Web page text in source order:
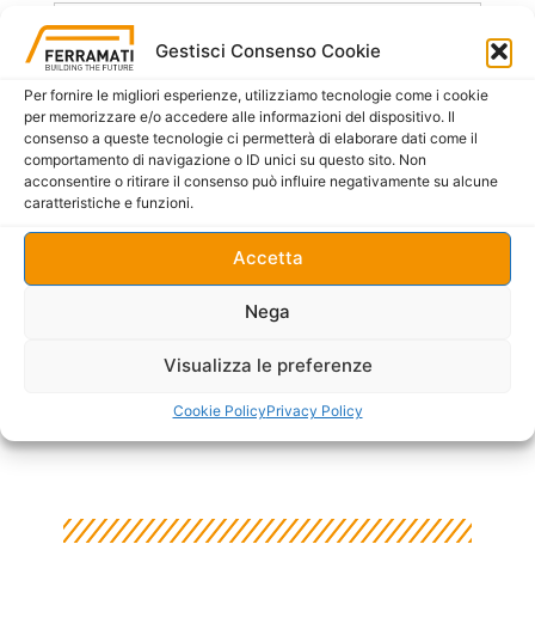
Gestisci Consenso Cookie
Per fornire le migliori esperienze, utilizziamo tecnologie come i cookie
per memorizzare e/o accedere alle informazioni del dispositivo. Il
consenso a queste tecnologie ci permetterà di elaborare dati come il
comportamento di navigazione o ID unici su questo sito. Non
acconsentire o ritirare il consenso può influire negativamente su alcune
caratteristiche e funzioni.
Accetta
Nega
Visualizza le preferenze
Cookie PolicyPrivacy Policy